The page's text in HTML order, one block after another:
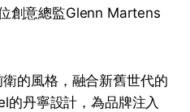
創意總監Glenn Martens
的風格，融合新舊世代的
的丹寧設計，為品牌注入